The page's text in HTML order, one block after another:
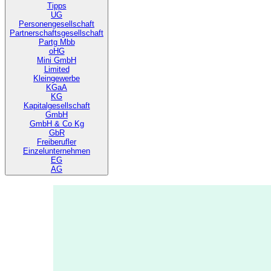
Tipps
UG
Personengesellschaft
Partnerschaftsgesellschaft
Partg Mbb
oHG
Mini GmbH
Limited
Kleingewerbe
KGaA
KG
Kapitalgesellschaft
GmbH
GmbH & Co Kg
GbR
Freiberufler
Einzelunternehmen
EG
AG